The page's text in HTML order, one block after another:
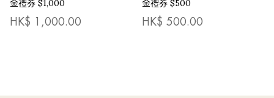
金禮券 $1,000
HK$ 1,000.00
金禮券 $500
HK$ 500.00